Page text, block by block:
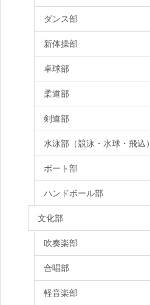
ダンス部
新体操部
卓球部
柔道部
剣道部
水泳部（競泳・水球・飛込）
ボート部
ハンドボール部
文化部
吹奏楽部
合唱部
軽音楽部